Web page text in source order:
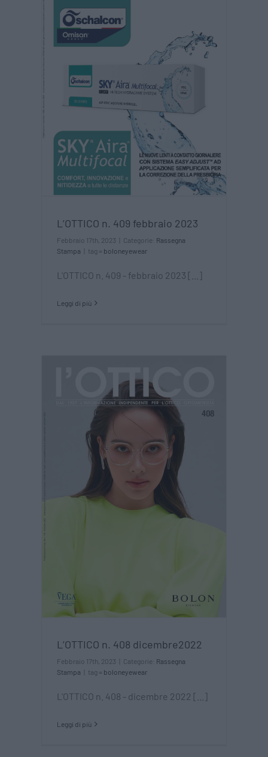
L’OTTICO n. 409 febbraio 2023
Febbraio 17th, 2023 Categorie: Rassegna
Stampa
tag = boloneyewear
L'OTTICO n. 409 - febbraio 2023 [...]
Leggi di più
L’OTTICO n. 408 dicembre2022
Febbraio 17th, 2023 Categorie: Rassegna
Stampa
tag = boloneyewear
L'OTTICO n. 408 - dicembre 2022 [...]
Leggi di più